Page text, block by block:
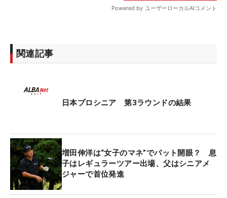
関連記事
日本プロシニア 第3ラウンドの結果
増田伸洋は“女子のマネ”でパット開眼？ 息
子はレギュラーツアー出場、父はシニアメ
ジャーで首位発進